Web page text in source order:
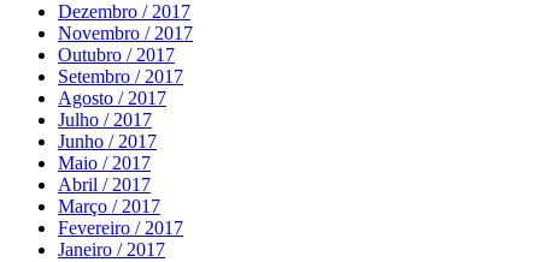
Dezembro / 2017
Novembro / 2017
Outubro / 2017
Setembro / 2017
Agosto / 2017
Julho / 2017
Junho / 2017
Maio / 2017
Abril / 2017
Março / 2017
Fevereiro / 2017
Janeiro / 2017